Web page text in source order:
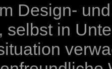
Design-
, selbst in